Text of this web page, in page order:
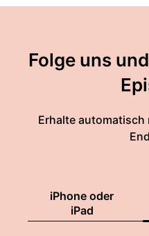
Folge uns
Erhalte automatisch
iPhone oder
iPad